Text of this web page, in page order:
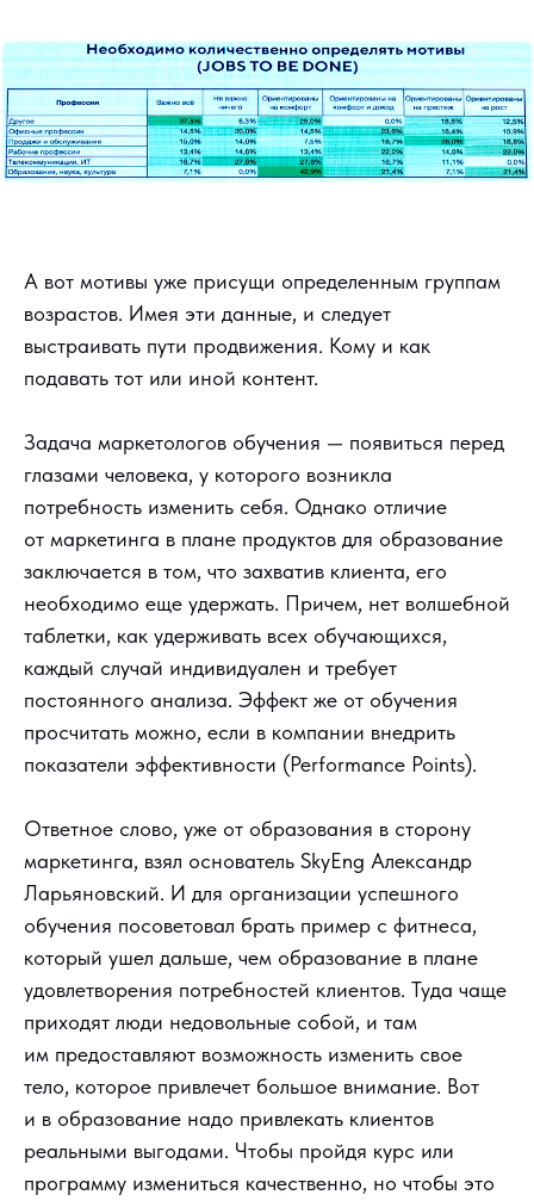
А вот мотивы уже присущи определенным группам
возрастов. Имея эти данные, и следует
выстраивать пути продвижения. Кому и как
подавать тот или иной контент.
Задача маркетологов обучения — появиться перед
глазами человека, у которого возникла
потребность изменить себя. Однако отличие
от маркетинга в плане продуктов для образование
заключается в том, что захватив клиента, его
необходимо еще удержать. Причем, нет волшебной
таблетки, как удерживать всех обучающихся,
каждый случай индивидуален и требует
постоянного анализа. Эффект же от обучения
просчитать можно, если в компании внедрить
показатели эффективности (Performance Points).
Ответное слово, уже от образования в сторону
маркетинга, взял основатель SkyEng Александр
Ларьяновский. И для организации успешного
обучения посоветовал брать пример с фитнеса,
который ушел дальше, чем образование в плане
удовлетворения потребностей клиентов. Туда чаще
приходят люди недовольные собой, и там
им предоставляют возможность изменить свое
тело, которое привлечет большое внимание. Вот
и в образование надо привлекать клиентов
реальными выгодами. Чтобы пройдя курс или
программу измениться качественно, но чтобы это